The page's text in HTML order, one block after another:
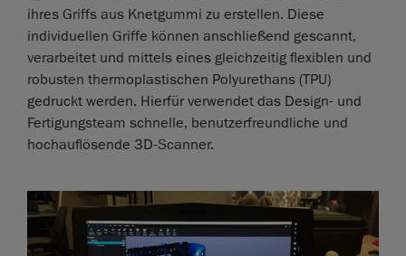
ihres Griffs aus Knetgummi zu erstellen. Diese
individuellen Griffe können anschließend gescannt,
verarbeitet und mittels eines gleichzeitig flexiblen und
robusten thermoplastischen Polyurethans (TPU)
gedruckt werden. Hierfür verwendet das Design- und
Fertigungsteam schnelle, benutzerfreundliche und
hochauflösende 3D-Scanner.